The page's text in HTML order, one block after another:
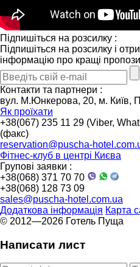
Підпишіться на розсилку :
Підпишіться на розсилку і
інформацію про кращі
Контакти та партнери :
вул. М.Юнкерова, 20, м. Київ,
Як проїхати
+38(067) 235 11 29 (Viber,
(факс)
reservation@puscha-
Фітнес-клуб в центрі Києва
Групові заявки :
+38(068) 371 70 70
+38(068) 128 73 09
sales@puscha-hotel.com.ua
Додаткова інформація Карта
© 2012—2026 Готель Пуща
Написати лист